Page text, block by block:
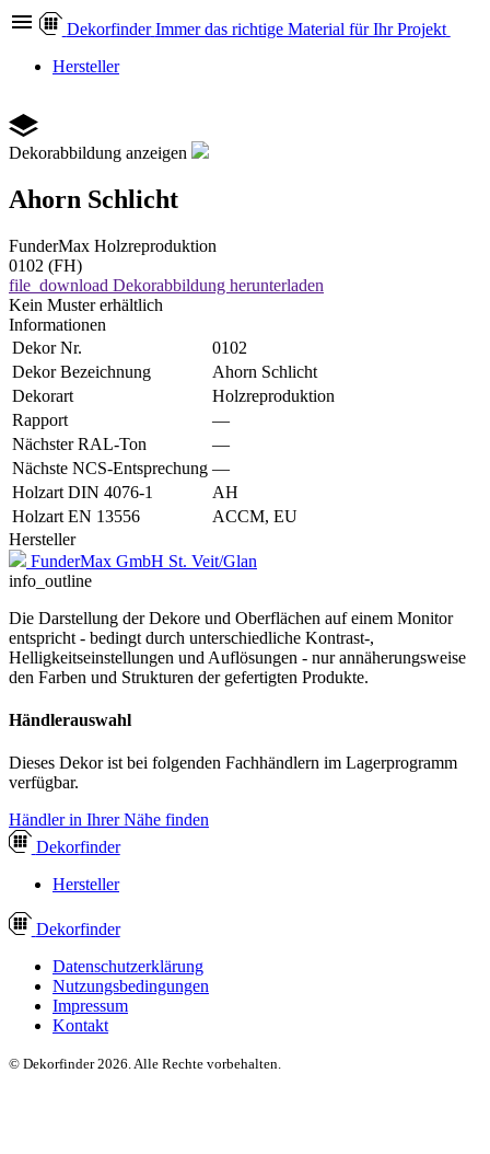
Dekorfinder Immer das richtige Material für Ihr Projekt
Hersteller
Dekorabbildung anzeigen
Ahorn Schlicht
FunderMax Holzreproduktion
0102 (FH)
file_download Dekorabbildung herunterladen
Kein Muster erhältlich
Informationen
Dekor Nr.
0102
Dekor Bezeichnung
Ahorn Schlicht
Dekorart
Holzreproduktion
Rapport
—
Nächster RAL-Ton
—
Nächste NCS-Entsprechung —
Holzart DIN 4076-1
AH
Holzart EN 13556
ACCM, EU
Hersteller
FunderMax GmbH St. Veit/Glan
info_outline
Die Darstellung der Dekore und Oberflächen auf einem Monitor
entspricht - bedingt durch unterschiedliche Kontrast-,
Helligkeitseinstellungen und Auflösungen - nur annäherungsweise
den Farben und Strukturen der gefertigten Produkte.
Händlerauswahl
Dieses Dekor ist bei folgenden Fachhändlern im Lagerprogramm
verfügbar.
Händler in Ihrer Nähe finden
Dekorfinder
Hersteller
Dekorfinder
Datenschutzerklärung
Nutzungsbedingungen
Impressum
Kontakt
© Dekorfinder 2026. Alle Rechte vorbehalten.